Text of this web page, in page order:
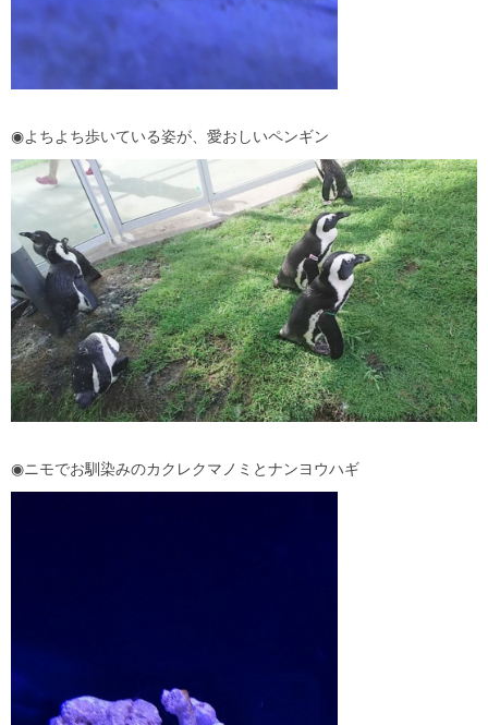
◉よちよち歩いている姿が、愛おしいペンギン
◉ニモでお馴染みのカクレクマノミとナンヨウハギ